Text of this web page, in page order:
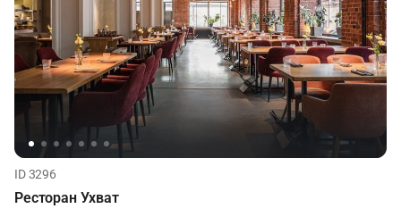
ID 3296
Ресторан Ухват